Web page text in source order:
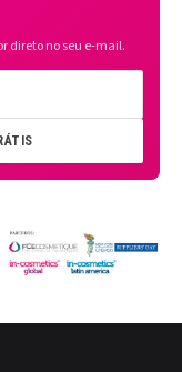
direto no seu e-mail.